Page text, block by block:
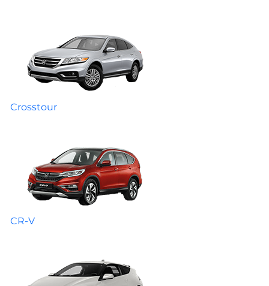
Crosstour
CR-V